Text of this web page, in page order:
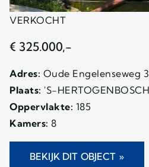
VERKOCHT
€ 325.000,-
Adres: Oude Engelenseweg
Plaats: 'S-HERTOGENBOSCH
Oppervlakte: 185
Kamers: 8
BEKIJK DIT OBJECT »